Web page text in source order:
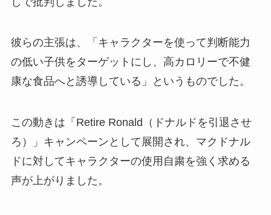
彼らの主張は、「キャラクターを使って判断能力
の低い子供をターゲットにし、高カロリーで不健
康な食品へと誘導している」というものでした。
この動きは「Retire Ronald（ドナルドを引退させ
ろ）」キャンペーンとして展開され、マクドナル
ドに対してキャラクターの使用自粛を強く求める
声が上がりました。